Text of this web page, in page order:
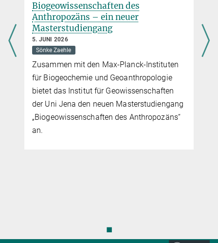
IAGOS - Who is committed to our climate
Kurzfilm zur Europäischen Forschungsinfrastruktur IAGOS (In-
service Aircraft for a Global Observing System)
Biogeowissenschaften des
Anthropozäns – ein neuer
Masterstudiengang
5. JUNI 2026
Sönke Zaehle
Zusammen mit den Max-Planck-Instituten
für Biogeochemie und Geoanthropologie
bietet das Institut für Geowissenschaften
der Uni Jena den neuen Masterstudiengang
„Biogeowissenschaften des Anthropozäns“
an.
◼